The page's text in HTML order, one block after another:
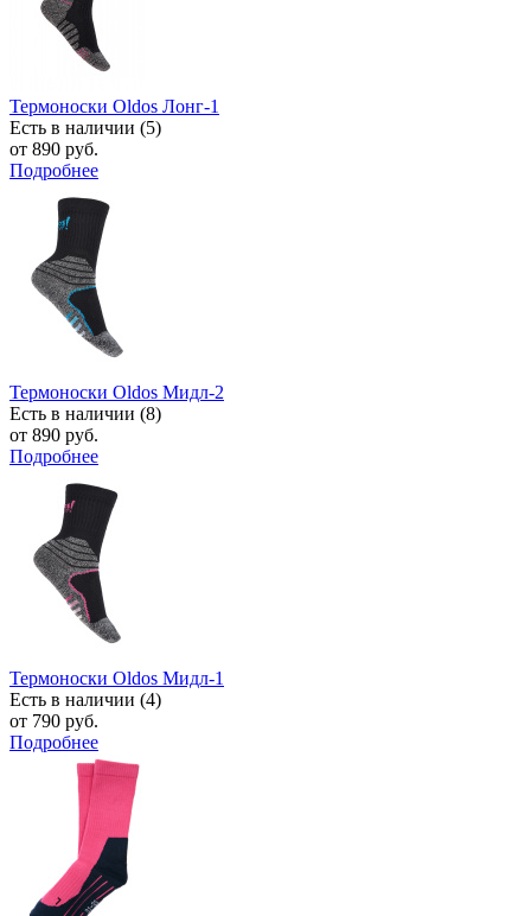
Термоноски Oldos Лонг-1
Есть в наличии (5)
от 890 руб.
Подробнее
Термоноски Oldos Мидл-2
Есть в наличии (8)
от 890 руб.
Подробнее
Термоноски Oldos Мидл-1
Есть в наличии (4)
от 790 руб.
Подробнее